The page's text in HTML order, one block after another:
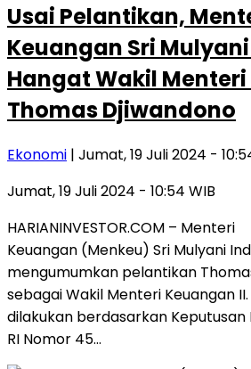
Usai Pelantikan,
Keuangan Sri
Hangat Wakil
Thomas Djiwandono
Ekonomi | Jumat, 19 Juli 2024 -
Jumat, 19 Juli 2024 - 10:54 WIB
HARIANINVESTOR.COM – Menteri
Keuangan (Menkeu) Sri Mulyani
mengumumkan pelantikan
sebagai Wakil Menteri Keuangan
dilakukan berdasarkan
RI Nomor 45…